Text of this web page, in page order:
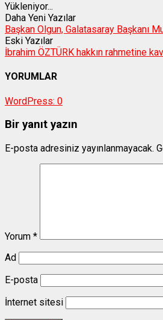
Yükleniyor...
Daha Yeni Yazılar
Başkan Olgun, Galatasaray Başkanı
Eski Yazılar
İbrahim ÖZTÜRK hakkın rahmetine
YORUMLAR
WordPress: 0
Bir yanıt yazın
E-posta adresiniz yayınlanmayacak.
Yorum *
Ad
E-posta
İnternet sitesi